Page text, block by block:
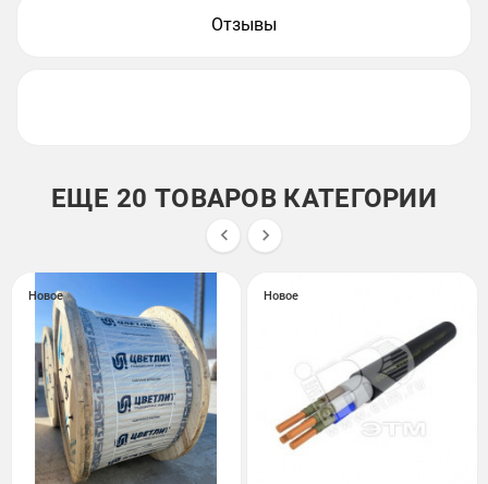
Отзывы
ЕЩЕ 20 ТОВАРОВ КАТЕГОРИИ
 
Новое Новое